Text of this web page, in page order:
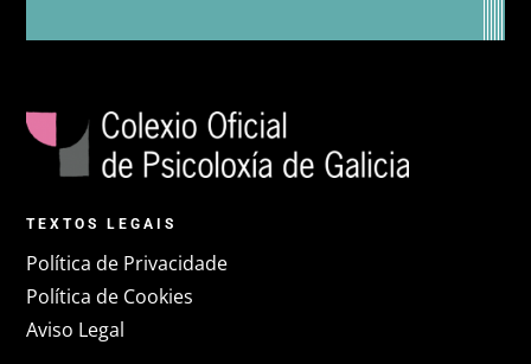
TEXTOS LEGAIS
Política de Privacidade
Política de Cookies
Aviso Legal